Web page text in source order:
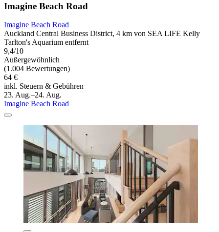
Imagine Beach Road
Imagine Beach Road
Auckland Central Business District, 4 km von SEA LIFE Kelly
Tarlton's Aquarium entfernt
9,4/10
Außergewöhnlich
(1.004 Bewertungen)
64 €
inkl. Steuern & Gebühren
23. Aug.–24. Aug.
Imagine Beach Road